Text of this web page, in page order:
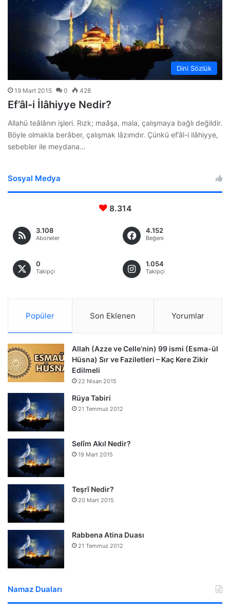
Dini Sözlük
19 Mart 2015 0 428
Ef’âl-i İlâhiyye Nedir?
Allahü teâlânın işleri. Rızk; maâşa, mala, çalışmaya bağlı değildir.
Böyle olmakla berâber, çalışmak lâzımdır. Çünkü ef’âl-i ilâhiyye,
sebebler ile meydana…
Sosyal Medya
8.314
3.108
Aboneler
4.152
Beğeni
0
Takipçi
1.054
Takipçi
Popüler Son Eklenen Yorumlar
Allah (Azze ve Celle’nin) 99 ismi (Esma-ül
Hüsna) Sır ve Faziletleri – Kaç Kere Zikir
Edilmeli
22 Nisan 2015
Rüya Tabiri
21 Temmuz 2012
Selîm Akıl Nedir?
19 Mart 2015
Teşrî Nedir?
20 Mart 2015
Rabbena Atina Duası
21 Temmuz 2012
Namaz Duaları